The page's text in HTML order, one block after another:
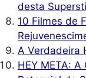
desta
10 Filmes de
A Verdadeira
HEY META: